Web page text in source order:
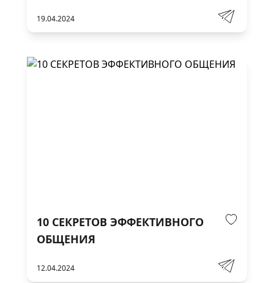
19.04.2024
10 СЕКРЕТОВ ЭФФЕКТИВНОГО
ОБЩЕНИЯ
12.04.2024